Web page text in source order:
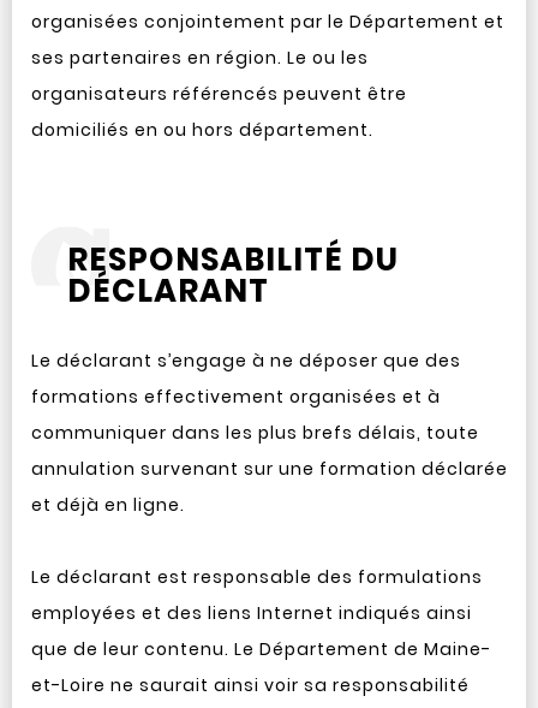
organisées conjointement par le Département et
ses partenaires en région. Le ou les
organisateurs référencés peuvent être
domiciliés en ou hors département.
RESPONSABILITÉ DU
DÉCLARANT
Le déclarant s’engage à ne déposer que des
formations effectivement organisées et à
communiquer dans les plus brefs délais, toute
annulation survenant sur une formation déclarée
et déjà en ligne.
Le déclarant est responsable des formulations
employées et des liens Internet indiqués ainsi
que de leur contenu. Le Département de Maine-
et-Loire ne saurait ainsi voir sa responsabilité